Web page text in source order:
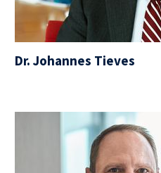
Dr. Johannes Tieves